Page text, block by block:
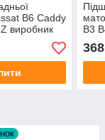
B6 Caddy
виробник
B3
368